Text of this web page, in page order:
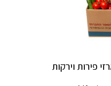
פירות וירקות